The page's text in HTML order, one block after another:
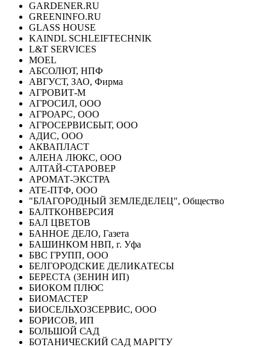
GARDENER.RU
GREENINFO.RU
GLASS HOUSE
KAINDL SCHLEIFTECHNIK
L&T SERVICES
MOEL
АБСОЛЮТ, НПФ
АВГУСТ, ЗАО, Фирма
АГРОВИТ-М
АГРОСИЛ, ООО
АГРОАРС, ООО
АГРОСЕРВИСБЫТ, ООО
АДИС, ООО
АКВАПЛАСТ
АЛЕНА ЛЮКС, OOO
АЛТАЙ-СТАРОВЕР
АРОМАТ-ЭКСТРА
ATE-ПТФ, ООО
"БЛАГОРОДНЫЙ ЗЕМЛЕДЕЛЕЦ", Общество
БАЛТКОНВЕРСИЯ
БАЛ ЦВЕТОВ
БАННОЕ ДЕЛО, Газета
БАШИНКОМ НВП, г. Уфа
БВС ГРУПП, ООО
БЕЛГОРОДСКИЕ ДЕЛИКАТЕСЫ
БЕРЕСТА (ЗЕНИН ИП)
БИОКОМ ПЛЮС
БИОМАСТЕР
БИОСЕЛЬХОЗСЕРВИС, ООО
БОРИСОВ, ИП
БОЛЬШОЙ САД
БОТАНИЧЕСКИЙ САД МАРГТУ